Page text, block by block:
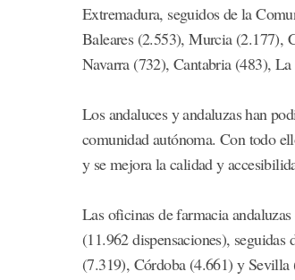
Extremadura, seguidos de la
Baleares (2.553), Murcia (2.177),
Navarra (732), Cantabria (483),
Los andaluces y andaluzas han
comunidad autónoma. Con todo
y se mejora la calidad y
Las oficinas de farmacia
(11.962 dispensaciones),
(7.319), Córdoba (4.661) y Sevilla